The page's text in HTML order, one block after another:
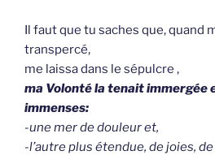
Il faut que tu saches que, quand
transpercé,
me laissa dans le sépulcre ,
ma Volonté la tenait immergée
immenses:
-une mer de douleur et,
-l’autre plus étendue, de joies,